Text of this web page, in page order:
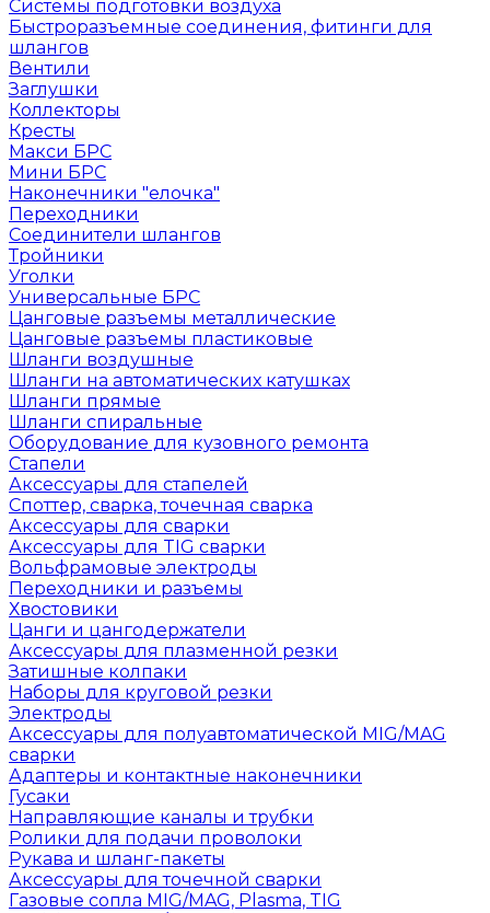
Системы подготовки воздуха
Быстроразъемные соединения, фитинги для
шлангов
Вентили
Заглушки
Коллекторы
Кресты
Макси БРС
Мини БРС
Наконечники "елочка"
Переходники
Соединители шлангов
Тройники
Уголки
Универсальные БРС
Цанговые разъемы металлические
Цанговые разъемы пластиковые
Шланги воздушные
Шланги на автоматических катушках
Шланги прямые
Шланги спиральные
Оборудование для кузовного ремонта
Стапели
Аксессуары для стапелей
Споттер, сварка, точечная сварка
Аксессуары для сварки
Аксессуары для TIG сварки
Вольфрамовые электроды
Переходники и разъемы
Хвостовики
Цанги и цангодержатели
Аксессуары для плазменной резки
Затишные колпаки
Наборы для круговой резки
Электроды
Аксессуары для полуавтоматической MIG/MAG
сварки
Адаптеры и контактные наконечники
Гусаки
Направляющие каналы и трубки
Ролики для подачи проволоки
Рукава и шланг-пакеты
Аксессуары для точечной сварки
Газовые сопла MIG/MAG, Plasma, TIG